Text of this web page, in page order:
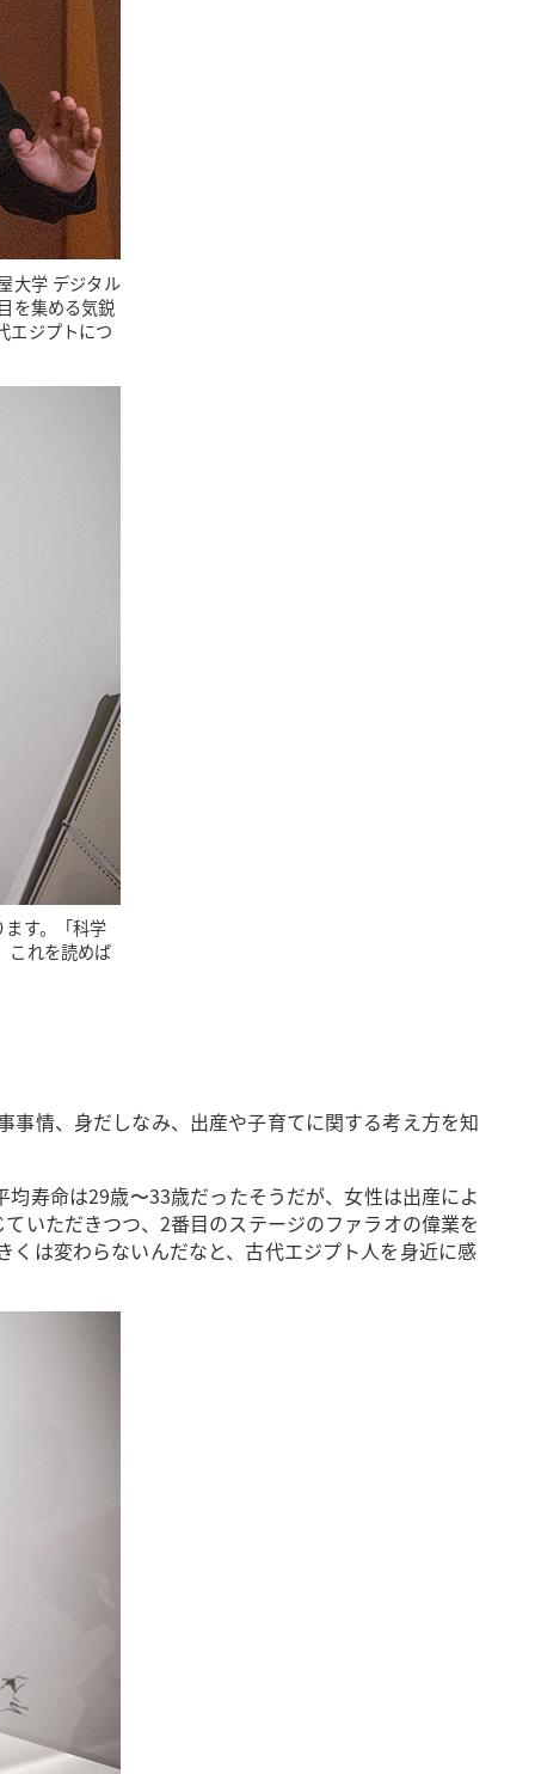
大学 デジタル
を集める気鋭
エジプトにつ
す。「科学
これを読めば
情、身だしなみ、出産や子育てに関する考え方を知
寿命は29歳〜33歳だったそうだが、女性は出産によ
いただきつつ、2番目のステージのファラオの偉業を
は変わらないんだなと、古代エジプト人を身近に感